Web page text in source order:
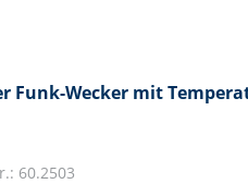
Funk-Wecker mit
60.2503